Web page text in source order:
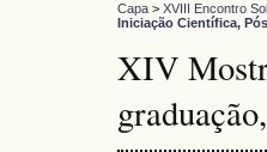
Capa > XVIII Encontro
Iniciação Científica,
XIV